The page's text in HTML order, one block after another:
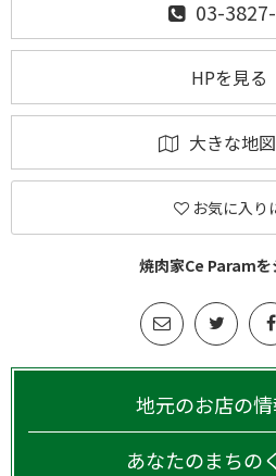
03-
HPを見る
大きな地
お気に入り
焼肉家Ce Paramを
地元のお店の情
あなたのまちの